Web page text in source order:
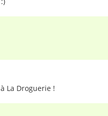
La Droguerie !